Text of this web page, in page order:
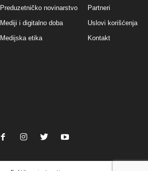
Preduzetničko novinarstvo
Mediji i digitalno doba
Medijska etika
Partneri
Uslovi korišćenja
Kontakt